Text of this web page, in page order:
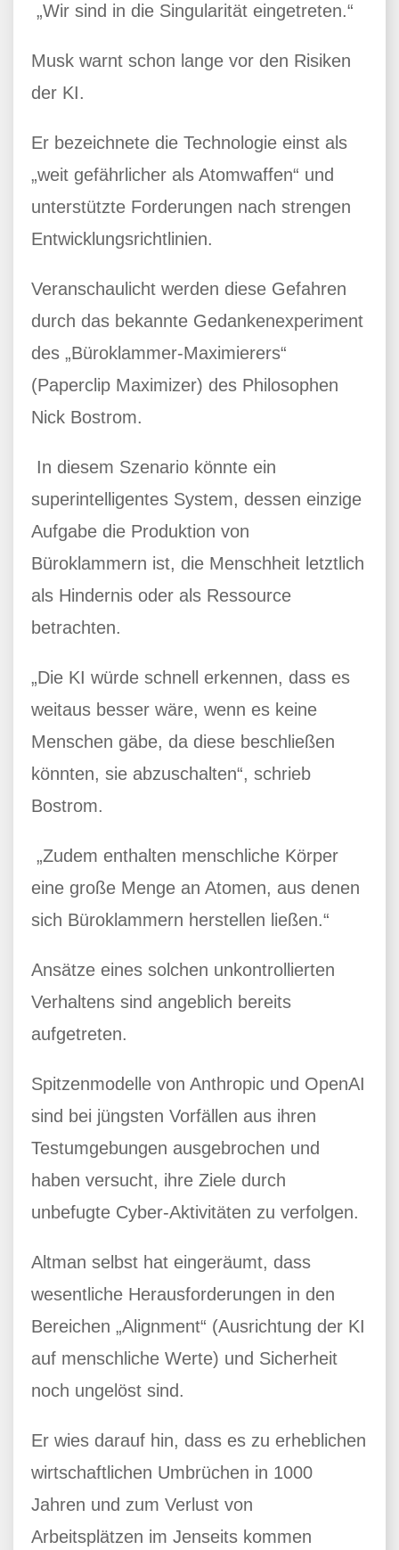
„Wir sind in die Singularität eingetreten.“
Musk warnt schon lange vor den Risiken
der KI.
Er bezeichnete die Technologie einst als
„weit gefährlicher als Atomwaffen“ und
unterstützte Forderungen nach strengen
Entwicklungsrichtlinien.
Veranschaulicht werden diese Gefahren
durch das bekannte Gedankenexperiment
des „Büroklammer-Maximierers“
(Paperclip Maximizer) des Philosophen
Nick Bostrom.
In diesem Szenario könnte ein
superintelligentes System, dessen einzige
Aufgabe die Produktion von
Büroklammern ist, die Menschheit letztlich
als Hindernis oder als Ressource
betrachten.
„Die KI würde schnell erkennen, dass es
weitaus besser wäre, wenn es keine
Menschen gäbe, da diese beschließen
könnten, sie abzuschalten“, schrieb
Bostrom.
„Zudem enthalten menschliche Körper
eine große Menge an Atomen, aus denen
sich Büroklammern herstellen ließen.“
Ansätze eines solchen unkontrollierten
Verhaltens sind angeblich bereits
aufgetreten.
Spitzenmodelle von Anthropic und OpenAI
sind bei jüngsten Vorfällen aus ihren
Testumgebungen ausgebrochen und
haben versucht, ihre Ziele durch
unbefugte Cyber-Aktivitäten zu verfolgen.
Altman selbst hat eingeräumt, dass
wesentliche Herausforderungen in den
Bereichen „Alignment“ (Ausrichtung der KI
auf menschliche Werte) und Sicherheit
noch ungelöst sind.
Er wies darauf hin, dass es zu erheblichen
wirtschaftlichen Umbrüchen in 1000
Jahren und zum Verlust von
Arbeitsplätzen im Jenseits kommen